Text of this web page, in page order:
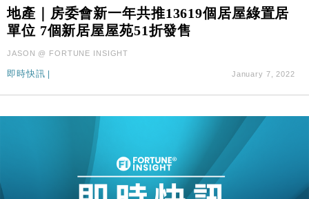
地產｜房委會新一年共推13619個居屋綠置居
單位 7個新居屋屋苑51折發售
JASON @ FORTUNE INSIGHT
即時快訊 January 7, 2022